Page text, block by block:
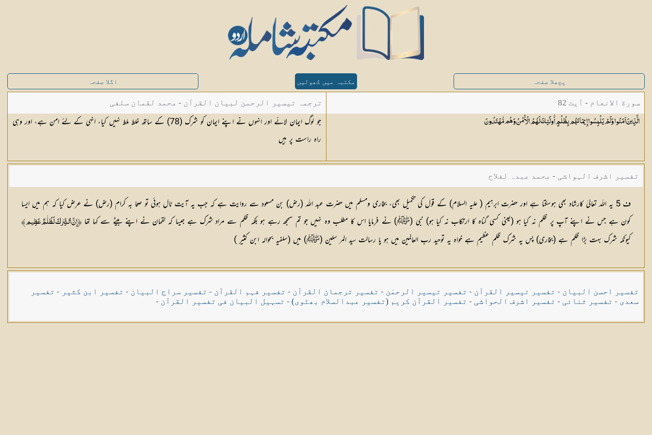
پچھلا صفحہ مکتبہ میں کھولیں اگلا صفحہ
سورة الانعام - آیت 82
الَّذِينَ آمَنُوا وَلَمْ يَلْبِسُوا إِيمَانَهُم بِظُلْمٍ أُولَٰئِكَ لَهُمُ الْأَمْنُ وَهُممُّهْتَدُونَ
ترجمہ تیسیر الرحمن لبیان القرآن - محمد لقمان سلفی
جو لوگ ایمان لائے اور انہوں نے اپنے ایمان کو شرک (78) کے ساتھ خلط ملط نہیں کیا، انہی کے لئے امن ہے، اور وہی
راہ راست پر ہیں
تفسیر اشرف الہواشی - محمد عبدہ لفلاح
ف 5 یہ اللہ تعالیٰ کارشاد بھی ہوسکتا ہے اور حضرت ابرہیم ( علیہ السلام) کے قول کی تکمیل بھی، بخاری ومسلم میں حضرت عبد اللہ (رض) بن مسعود سے روایت ہے کہ جب یہ آیت نال ہوئی تو صحا بہ کرام (رض) نے عرض کیا کہ ہم میں ایسا
کون ہے جس نے اپنے آپ پر ظلم نہ کیا ہو (یعنی کسی گناہ کا ارتکاب نہ کیا ہو) نبی (ﷺ) نے فرمایا اس کا مطلب وہ نہیں جو تم سمجھ رہے ہو بلکہ ظلم سے مراد شرک ہے جیسا کہ لقمان نے اپنے بیٹے سے کہا تھا İ‌إِنَّ ‌ٱلشِّرۡكَ لَظُلۡمٌ عَظِيمĬ
کیونکہ شرک بہت بڑا ظلم ہے (بخاری) پس یہ شرک ظلم عظیم ہے خواہ یه توحید رب العالمین میں هو یا رسالت سید المر سلین (ﷺ) میں (سلفیہ بحوالہ ابن کثیر )
تفسیر احسن البیان - تفسیر تیسیر القرآن - تفسیر تیسیر الرحمٰن - تفسیر ترجمان القرآن - تفسیر فہم القرآن - تفسیر سراج البیان - تفسیر ابن کثیر - تفسیر
سعدی - تفسیر ثنائی - تفسیر اشرف الحواشی - تفسیر القرآن کریم (تفسیر عبدالسلام بھٹوی) - تسہیل البیان فی تفسیر القرآن -